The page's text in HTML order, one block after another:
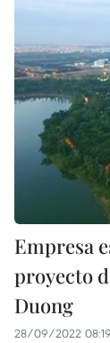
Empresa
proyecto
Duong
28/09/2022 08:19